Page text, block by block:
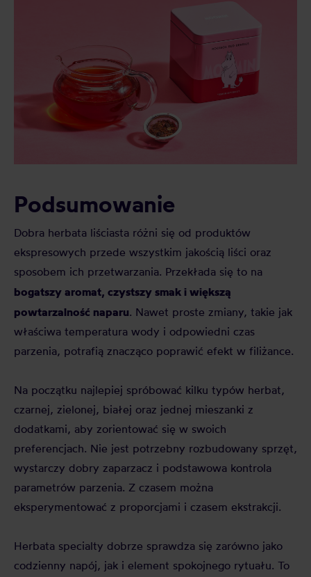
Podsumowanie
Dobra herbata liściasta różni się od produktów
ekspresowych przede wszystkim jakością liści oraz
sposobem ich przetwarzania. Przekłada się to na
bogatszy aromat, czystszy smak i większą
powtarzalność naparu. Nawet proste zmiany, takie jak
właściwa temperatura wody i odpowiedni czas
parzenia, potrafią znacząco poprawić efekt w filiżance.
Na początku najlepiej spróbować kilku typów herbat,
czarnej, zielonej, białej oraz jednej mieszanki z
dodatkami, aby zorientować się w swoich
preferencjach. Nie jest potrzebny rozbudowany sprzęt,
wystarczy dobry zaparzacz i podstawowa kontrola
parametrów parzenia. Z czasem można
eksperymentować z proporcjami i czasem ekstrakcji.
Herbata specialty dobrze sprawdza się zarówno jako
codzienny napój, jak i element spokojnego rytuału. To